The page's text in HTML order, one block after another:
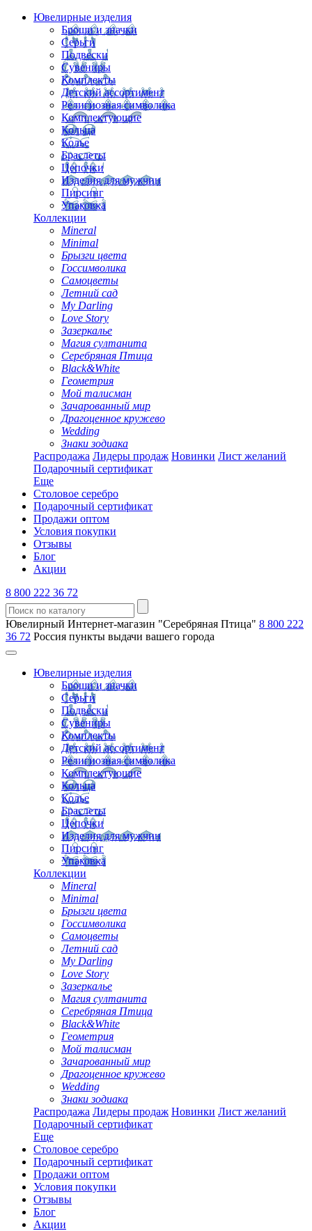
Ювелирные изделия
Броши и значки
Серьги
Подвески
Сувениры
Комплекты
Детский ассортимент
Религиозная символика
Комплектующие
Кольца
Колье
Браслеты
Цепочки
Изделия для мужчин
Пирсинг
Упаковка
Коллекции
Mineral
Minimal
Брызги цвета
Госсимволика
Самоцветы
Летний сад
My Darling
Love Story
Зазеркалье
Магия султанита
Серебряная Птица
Black&White
Геометрия
Мой талисман
Зачарованный мир
Драгоценное кружево
Wedding
Знаки зодиака
Распродажа Лидеры продаж Новинки Лист желаний
Подарочный сертификат
Еще
Столовое серебро
Подарочный сертификат
Продажи оптом
Условия покупки
Отзывы
Блог
Акции
8 800 222 36 72
Ювелирный Интернет-магазин "Серебряная Птица" 8 800 222
36 72 Россия пункты выдачи вашего города
Ювелирные изделия
Броши и значки
Серьги
Подвески
Сувениры
Комплекты
Детский ассортимент
Религиозная символика
Комплектующие
Кольца
Колье
Браслеты
Цепочки
Изделия для мужчин
Пирсинг
Упаковка
Коллекции
Mineral
Minimal
Брызги цвета
Госсимволика
Самоцветы
Летний сад
My Darling
Love Story
Зазеркалье
Магия султанита
Серебряная Птица
Black&White
Геометрия
Мой талисман
Зачарованный мир
Драгоценное кружево
Wedding
Знаки зодиака
Распродажа Лидеры продаж Новинки Лист желаний
Подарочный сертификат
Еще
Столовое серебро
Подарочный сертификат
Продажи оптом
Условия покупки
Отзывы
Блог
Акции